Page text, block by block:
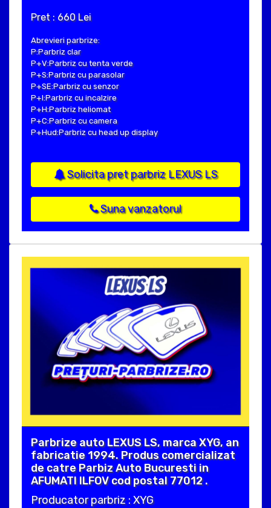
Pret : 660 Lei
Abrevieri parbrize:
P:Parbriz clar
P+V:Parbriz cu tenta verde
P+S:Parbriz cu parasolar
P+SE:Parbriz cu senzor
P+I:Parbriz cu incalzire
P+H:Parbriz heliomat
P+C:Parbriz cu camera
P+Hud:Parbriz cu head up display
Solicita pret parbriz LEXUS LS
Suna vanzatorul
Parbrize auto LEXUS LS, marca XYG, an
fabricatie 1994. Produs comercializat
de catre Parbiz Auto Bucuresti in
AFUMATI ILFOV cod postal 77012 .
Producator parbriz : XYG